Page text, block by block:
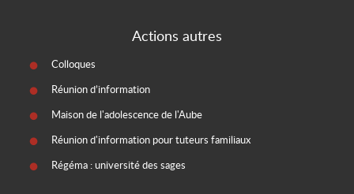
Actions autres
Colloques
Réunion d’information
Maison de l'adolescence de l'Aube
Réunion d'information pour tuteurs familiaux
Régéma : université des sages